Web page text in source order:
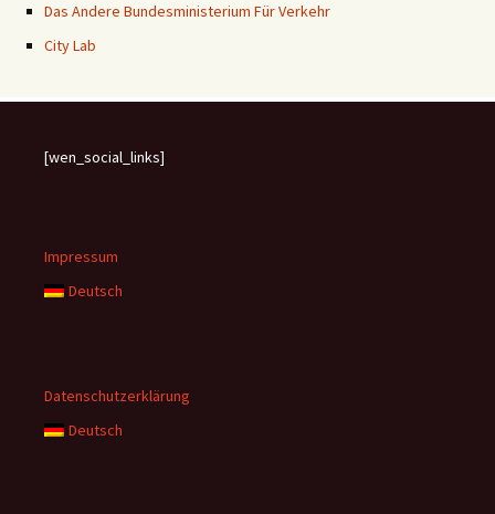
Das Andere Bundesministerium Für Verkehr
City Lab
[wen_social_links]
Impressum
Deutsch
Datenschutzerklärung
Deutsch